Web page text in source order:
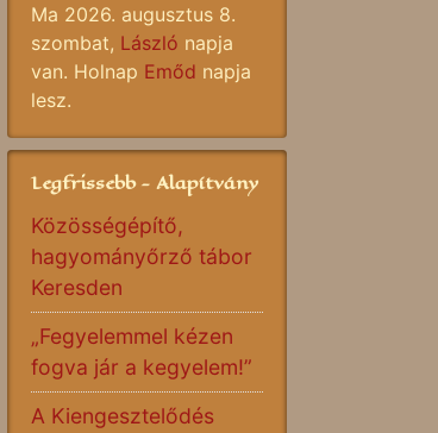
Ma 2026. augusztus 8.
szombat, László napja
van. Holnap Emőd napja
lesz.
Legfrissebb - Alapítvány
Közösségépítő,
hagyományőrző tábor
Keresden
„Fegyelemmel kézen
fogva jár a kegyelem!”
A Kiengesztelődés